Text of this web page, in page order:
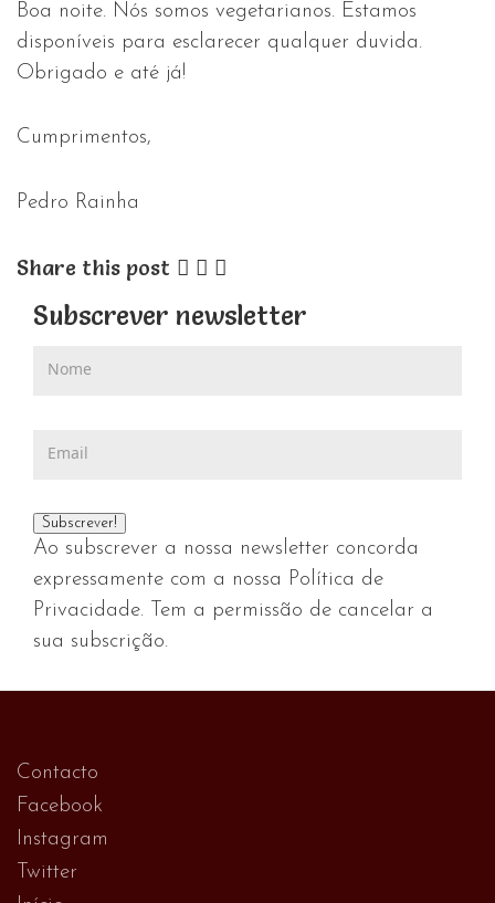
Boa noite. Nós somos vegetarianos. Estamos
disponíveis para esclarecer qualquer duvida.
Obrigado e até já!
Cumprimentos,
Pedro Rainha
Share this post
Subscrever newsletter
Ao subscrever a nossa newsletter concorda
expressamente com a nossa Política de
Privacidade. Tem a permissão de cancelar a
sua subscrição.
Contacto
Facebook
Instagram
Twitter